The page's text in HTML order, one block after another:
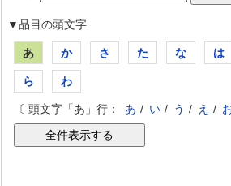
▼品目の頭文字
あ か さ た な は
ら わ
〔 頭文字「あ」行： あ / い / う / え /